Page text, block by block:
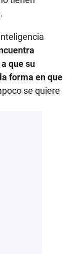
que su
forma en que
se quiere